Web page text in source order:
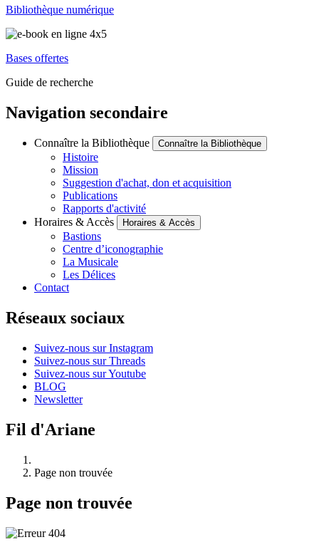
Bibliothèque numérique
Bases offertes
Guide de recherche
Navigation secondaire
Connaître la Bibliothèque Connaître la Bibliothèque
Histoire
Mission
Suggestion d'achat, don et acquisition
Publications
Rapports d'activité
Horaires & Accès
Horaires & Accès
Bastions
Centre d’iconographie
La Musicale
Les Délices
Contact
Réseaux sociaux
Suivez-nous sur Instagram
Suivez-nous sur Threads
Suivez-nous sur Youtube
BLOG
Newsletter
Fil d'Ariane
Page non trouvée
Page non trouvée